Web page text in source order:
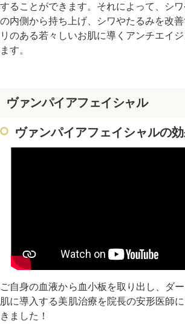
することができます。それによって、シ
の内側から持ち上げ、シワやたるみを改
リのある若々しいお肌に導くアンチエイ
ます。
ヴァンパイアフェイシャル
ヴァンパイアフェイシャルの
ご自身の血液から血小板を取り出し、ダ
肌に導入する美肌治療を院長の安形医師
きました！